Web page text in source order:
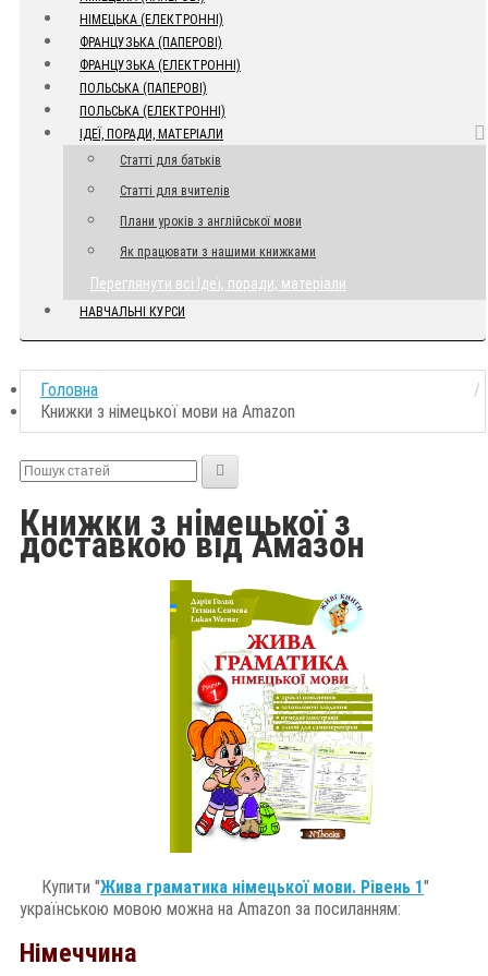
НІМЕЦЬКА (ЕЛЕКТРОННІ)
ФРАНЦУЗЬКА (ПАПЕРОВІ)
ФРАНЦУЗЬКА (ЕЛЕКТРОННІ)
ПОЛЬСЬКА (ПАПЕРОВІ)
ПОЛЬСЬКА (ЕЛЕКТРОННІ)
ІДЕЇ, ПОРАДИ, МАТЕРІАЛИ
Статті для батьків
Статті для вчителів
Плани уроків з англійської мови
Як працювати з нашими книжками
Переглянути всі Ідеї, поради, матеріали
НАВЧАЛЬНІ КУРСИ
Головна
Книжки з німецької мови на Amazon
Книжки з німецької з
доставкою від Амазон
Купити "Жива граматика німецької мови. Рівень 1"
українською мовою можна на Amazon за посиланням:
Німеччина